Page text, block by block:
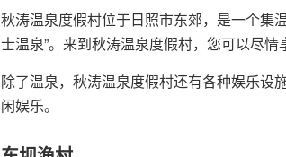
秋涛温泉度假村位于日照市东郊，是一个集
士温泉”。来到秋涛温泉度假村，您可以尽
除了温泉，秋涛温泉度假村还有各种娱乐设
闲娱乐。